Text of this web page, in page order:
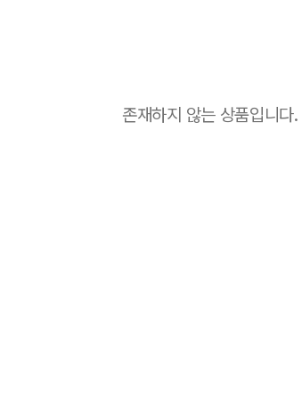
존재하지 않는 상품입니다.